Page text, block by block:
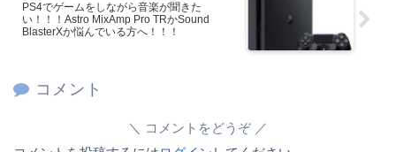
PS4でゲームをしながら音楽が聞きた
い！！！Astro MixAmp Pro TRかSound
BlasterXか悩んでいる方へ！！！
コメント
コメントをどうぞ